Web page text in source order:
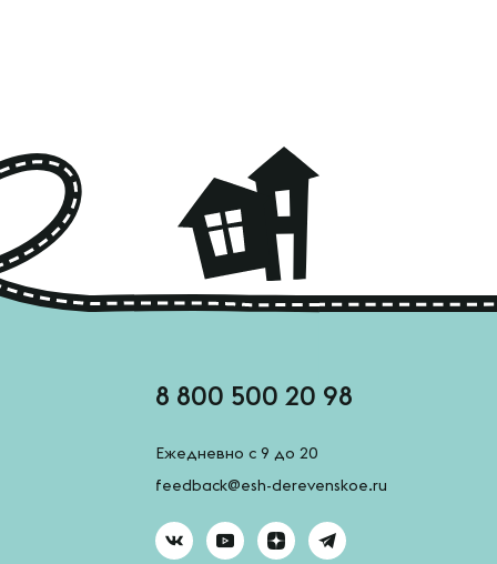
8 800 500 20 98
Ежедневно с 9 до 20
feedback@esh-derevenskoe.ru